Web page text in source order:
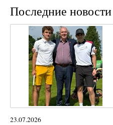
Последние новости
23.07.2026